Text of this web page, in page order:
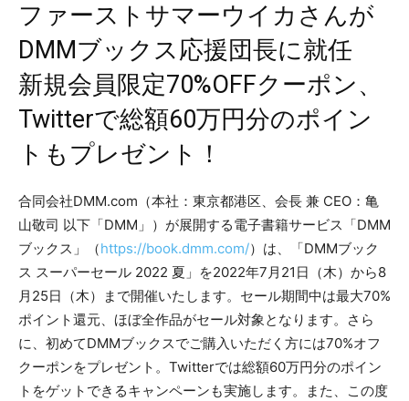
ファーストサマーウイカさんが
DMMブックス応援団長に就任
新規会員限定70%OFFクーポン、
Twitterで総額60万円分のポイン
トもプレゼント！
合同会社DMM.com（本社：東京都港区、会長 兼 CEO：亀
山敬司 以下「DMM」）が展開する電子書籍サービス「DMM
ブックス」（https://book.dmm.com/）は、「DMMブック
ス スーパーセール 2022 夏」を2022年7月21日（木）から8
月25日（木）まで開催いたします。セール期間中は最大70%
ポイント還元、ほぼ全作品がセール対象となります。さら
に、初めてDMMブックスでご購入いただく方には70%オフ
クーポンをプレゼント。Twitterでは総額60万円分のポイン
トをゲットできるキャンペーンも実施します。また、この度